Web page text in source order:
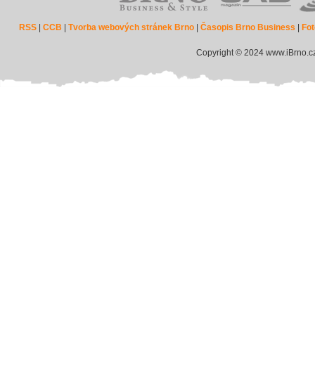
RSS |CCB |Tvorba webových stránek Brno |Časopis Brno Business
Copyright © 2024